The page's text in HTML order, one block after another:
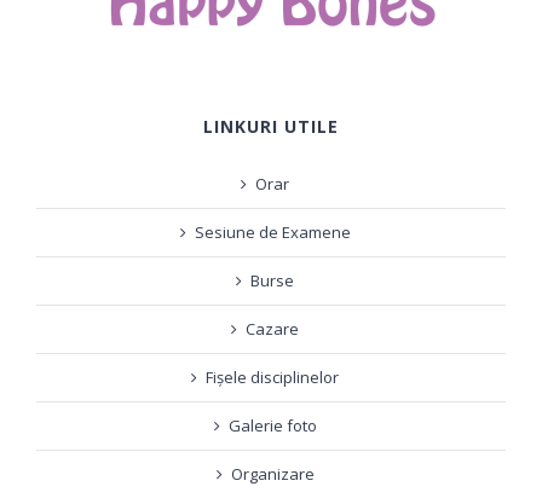
LINKURI UTILE
Orar
Sesiune de Examene
Burse
Cazare
Fișele disciplinelor
Galerie foto
Organizare